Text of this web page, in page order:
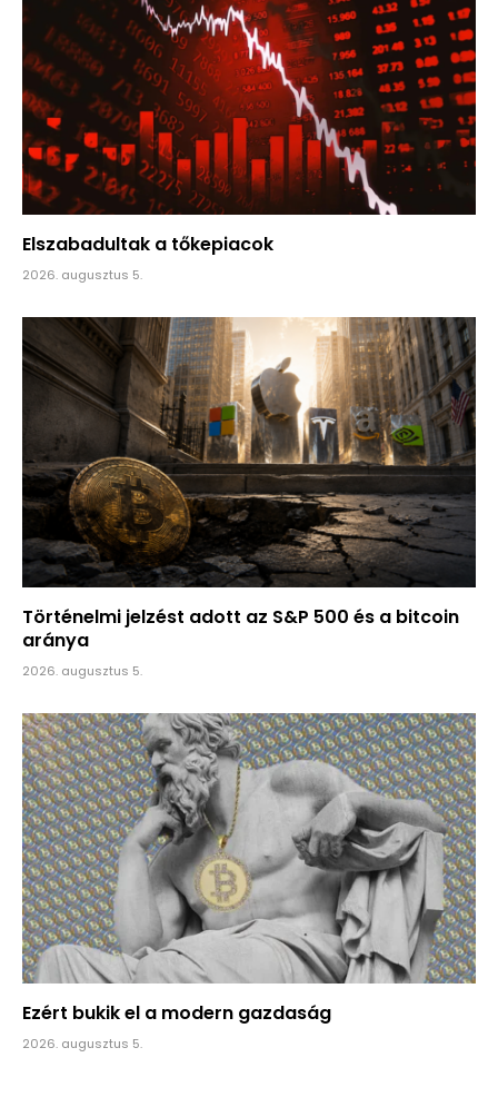
Elszabadultak a tőkepiacok
2026. augusztus 5.
Történelmi jelzést adott az S&P 500 és a bitcoin
aránya
2026. augusztus 5.
Ezért bukik el a modern gazdaság
2026. augusztus 5.